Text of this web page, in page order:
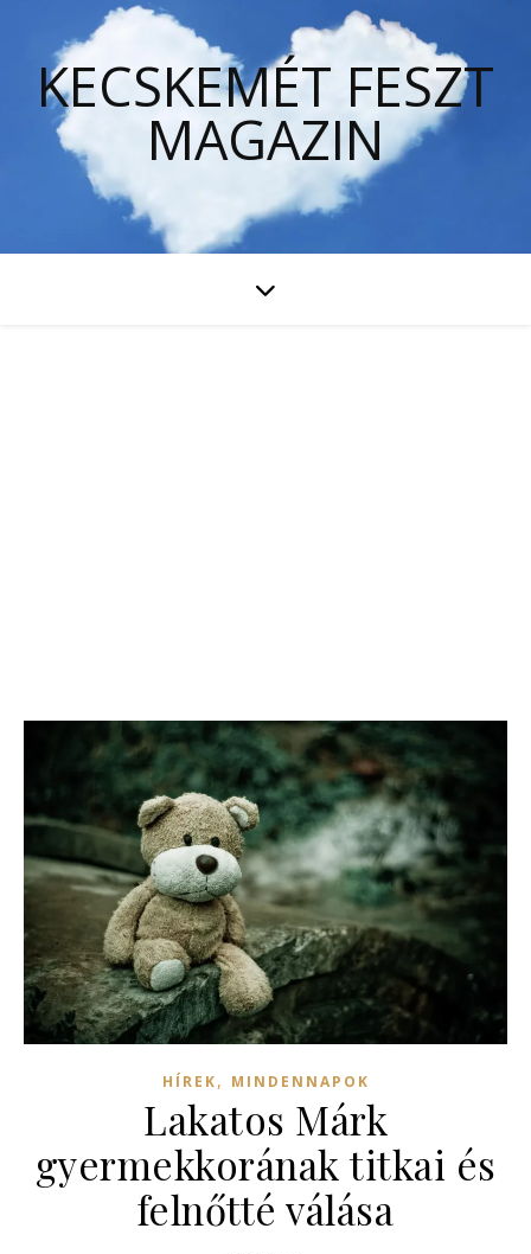
KECSKEMÉT FESZT
MAGAZIN
HÍREK, MINDENNAPOK
Lakatos Márk
gyermekkorának titkai és
felnőtté válása